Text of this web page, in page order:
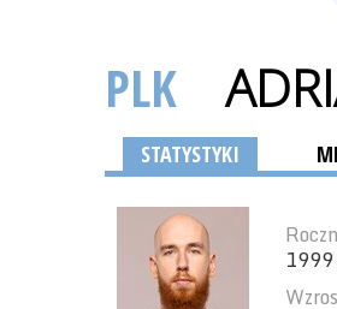
PLK
STATYSTYKI
1999